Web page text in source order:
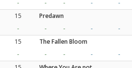
-
- - - -
15
Predawn
-
- - - -
15
The Fallen Bloom
-
- - - -